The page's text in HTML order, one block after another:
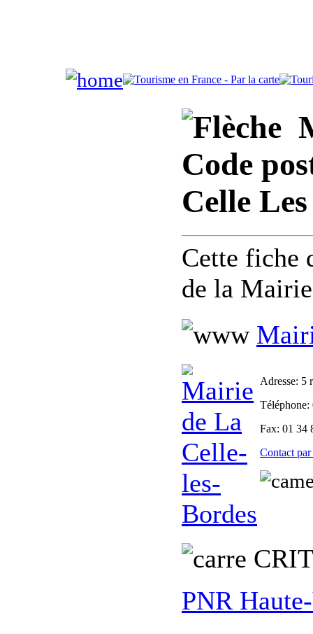
Code
Celle
Cette fiche
de la
Adresse: 5
Téléphone:
Fax: 01 34
Contact
PNR